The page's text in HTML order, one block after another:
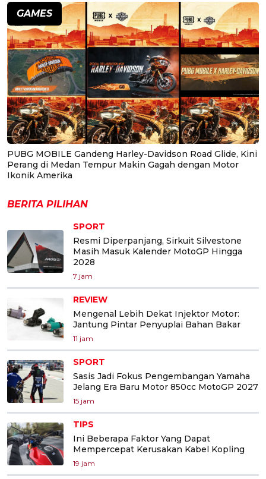
GAMES
PUBG MOBILE Gandeng Harley-Davidson Road Glide, Kini
Perang di Medan Tempur Makin Gagah dengan Motor
Ikonik Amerika
BERITA PILIHAN
SPORT
Resmi Diperpanjang, Sirkuit Silvestone
Masih Masuk Kalender MotoGP Hingga
2028
7 jam
REVIEW
Mengenal Lebih Dekat Injektor Motor:
Jantung Pintar Penyuplai Bahan Bakar
11 jam
SPORT
Sasis Jadi Fokus Pengembangan Yamaha
Jelang Era Baru Motor 850cc MotoGP 2027
15 jam
TIPS
Ini Beberapa Faktor Yang Dapat
Mempercepat Kerusakan Kabel Kopling
19 jam